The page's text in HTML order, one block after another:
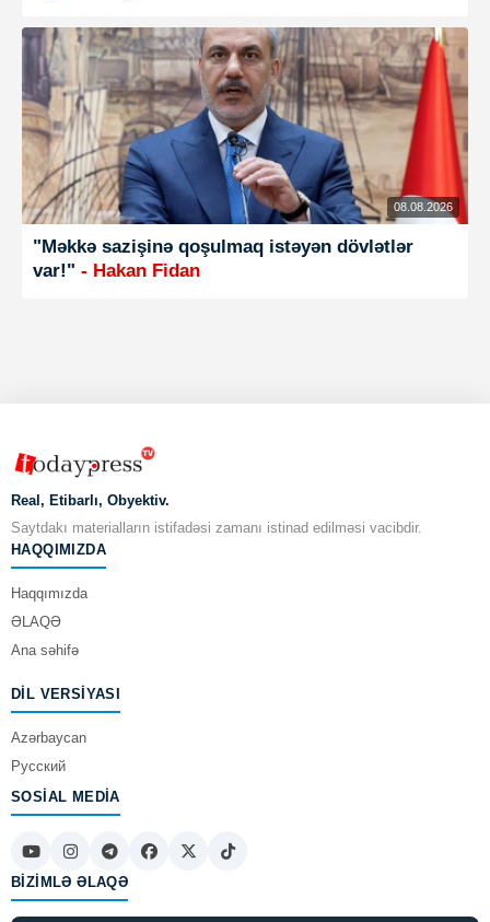
08.08.2026
"Məkkə sazişinə qoşulmaq istəyən dövlətlər
var!" - Hakan Fidan
Real, Etibarlı, Obyektiv.
Saytdakı materialların istifadəsi zamanı istinad edilməsi vacibdir.
HAQQIMIZDA
Haqqımızda
ƏLAQƏ
Ana səhifə
DIL VERSIYASI
Azərbaycan
Русский
SOSIAL MEDIA
BIZIMLƏ ƏLAQƏ